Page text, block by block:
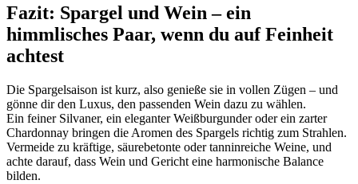
Fazit: Spargel und Wein – ein
himmlisches Paar, wenn du auf Feinheit
achtest
Die Spargelsaison ist kurz, also genieße sie in vollen Zügen – und
gönne dir den Luxus, den passenden Wein dazu zu wählen.
Ein feiner Silvaner, ein eleganter Weißburgunder oder ein zarter
Chardonnay bringen die Aromen des Spargels richtig zum Strahlen.
Vermeide zu kräftige, säurebetonte oder tanninreiche Weine, und
achte darauf, dass Wein und Gericht eine harmonische Balance
bilden.